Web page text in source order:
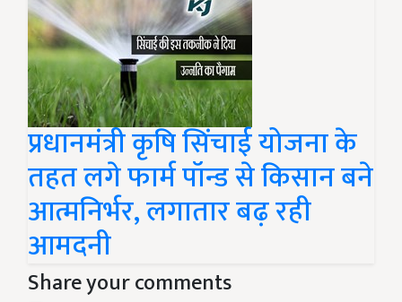
प्रधानमंत्री कृषि सिंचाई योजना के
तहत लगे फार्म पॉन्ड से किसान बने
आत्मनिर्भर, लगातार बढ़ रही
आमदनी
Share your comments